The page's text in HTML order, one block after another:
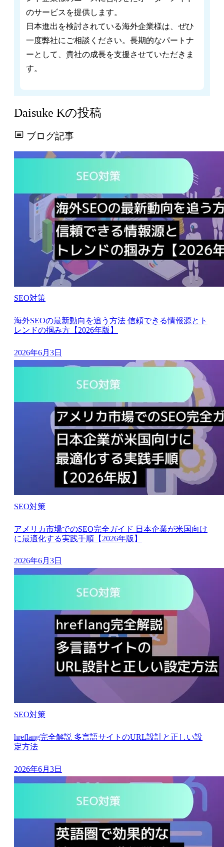
のサービスを提供します。
日本進出を検討されている海外企業様は、ぜひ
一度弊社にご相談ください。長期的なパートナ
ーとして、貴社の成長を支援させていただきま
す。
Daisuke Kの投稿
ブログ記事
SEO対策
海外SEOの最新動向を追う方法 信頼できる情報源とト
レンドの掴み方【2026年版】
2026年6月3日
SEO対策
アメリカ市場でのSEO完全ガイド 日本企業が米国向け
に最適化する実践手順【2026年版】
2026年6月3日
SEO対策
hreflang完全解説 多言語サイトのURL設計と正しい設
定方法
2026年6月3日